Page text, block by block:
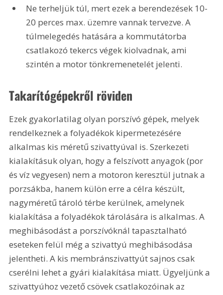
Ne terheljük túl, mert ezek a berendezések 10-
20 perces max. üzemre vannak tervezve. A
túlmelegedés hatására a kommutátorba
csatlakozó tekercs végek kiolvadnak, ami
szintén a motor tönkremenetelét jelenti.
Takarítógépekről röviden
Ezek gyakorlatilag olyan porszívó gépek, melyek
rendelkeznek a folyadékok kipermetezésére
alkalmas kis méretű szivattyúval is. Szerkezeti
kialakításuk olyan, hogy a felszívott anyagok (por
és víz vegyesen) nem a motoron keresztül jutnak a
porzsákba, hanem külön erre a célra készült,
nagyméretű tároló térbe kerülnek, amelynek
kialakítása a folyadékok tárolására is alkalmas. A
meghibásodást a porszívóknál tapasztalható
eseteken felül még a szivattyú meghibásodása
jelentheti. A kis membránszivattyút sajnos csak
cserélni lehet a gyári kialakítása miatt. Ügyeljünk a
szivattyúhoz vezető csövek csatlakozóinak az